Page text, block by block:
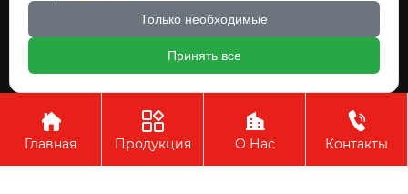
Авторское право©ООО Чжуншань Хайвэй
Кухонные Принадлежности

Главная

Продукция

О Нас

Контакты
Только необходимые
Принять все